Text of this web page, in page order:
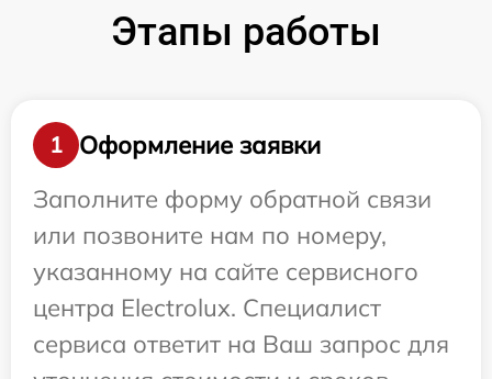
Этапы работы
1
Оформление заявки
Заполните форму обратной связи
или позвоните нам по номеру,
указанному на сайте сервисного
центра Electrolux. Специалист
сервиса ответит на Ваш запрос для